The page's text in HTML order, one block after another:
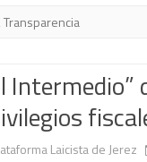
Transparencia
Intermedio”
Laicista de Jerez